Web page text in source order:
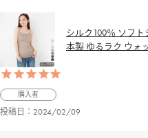
シルク100％ ソフ
本製 ゆるラク ウォ
購入者
投稿日 2024/02/09